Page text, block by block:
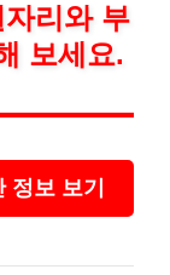
리와 부
보세요.
보 보기